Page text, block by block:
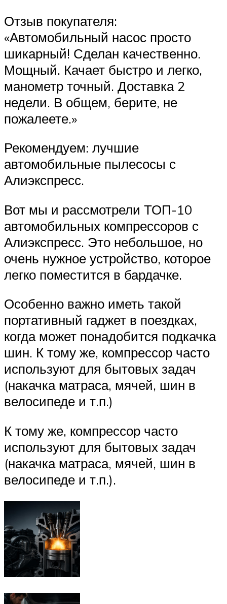
Отзыв покупателя:
«Автомобильный насос просто
шикарный! Сделан качественно.
Мощный. Качает быстро и легко,
манометр точный. Доставка 2
недели. В общем, берите, не
пожалеете.»
Рекомендуем: лучшие
автомобильные пылесосы с
Алиэкспресс.
Вот мы и рассмотрели ТОП-10
автомобильных компрессоров с
Алиэкспресс. Это небольшое, но
очень нужное устройство, которое
легко поместится в бардачке.
Особенно важно иметь такой
портативный гаджет в поездках,
когда может понадобится подкачка
шин. К тому же, компрессор часто
используют для бытовых задач
(накачка матраса, мячей, шин в
велосипеде и т.п.)
К тому же, компрессор часто
используют для бытовых задач
(накачка матраса, мячей, шин в
велосипеде и т.п.).